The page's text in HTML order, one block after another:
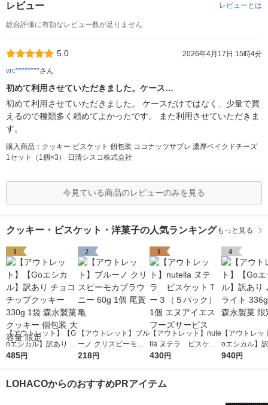
レビュー レビューとは
総合評価に有効なレビュー数が足りません
5.0
2026年4月17日 15時4分
vrc********さん
初めて利用させていただきました。ケース…
初めて利用させていただきました。 ケースだけではなく、少量で買
えるので種類多く頼めてよかったです。 また利用させていただきま
す。
購入商品：クッキー ビスケット 個包装 ココナッツサブレ 濃厚ベイクドチーズ
1セット（1個×3） 日清シスコ株式会社
今見ている商品のレビューのみを見る
クッキー・ビスケット・洋菓子の人気ランキング もっと見る
1
【アウトレット】【G
oエシカル】訳あり チ
ョコチップクッキー 3
限定
485円
2
【アウトレット】ブル
ーノ クリスピーモカ
ブラウニー 60g 1個
218円
3
【アウトレット】nute
lla ヌテラ ビスケッ
トＴー３（５パック）
430円
4
【アウトレッ
oエシカル】
ーンライト
940円
LOHACOからのおすすめPRアイテム